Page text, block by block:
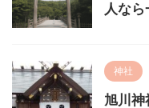
人な
神社
旭川